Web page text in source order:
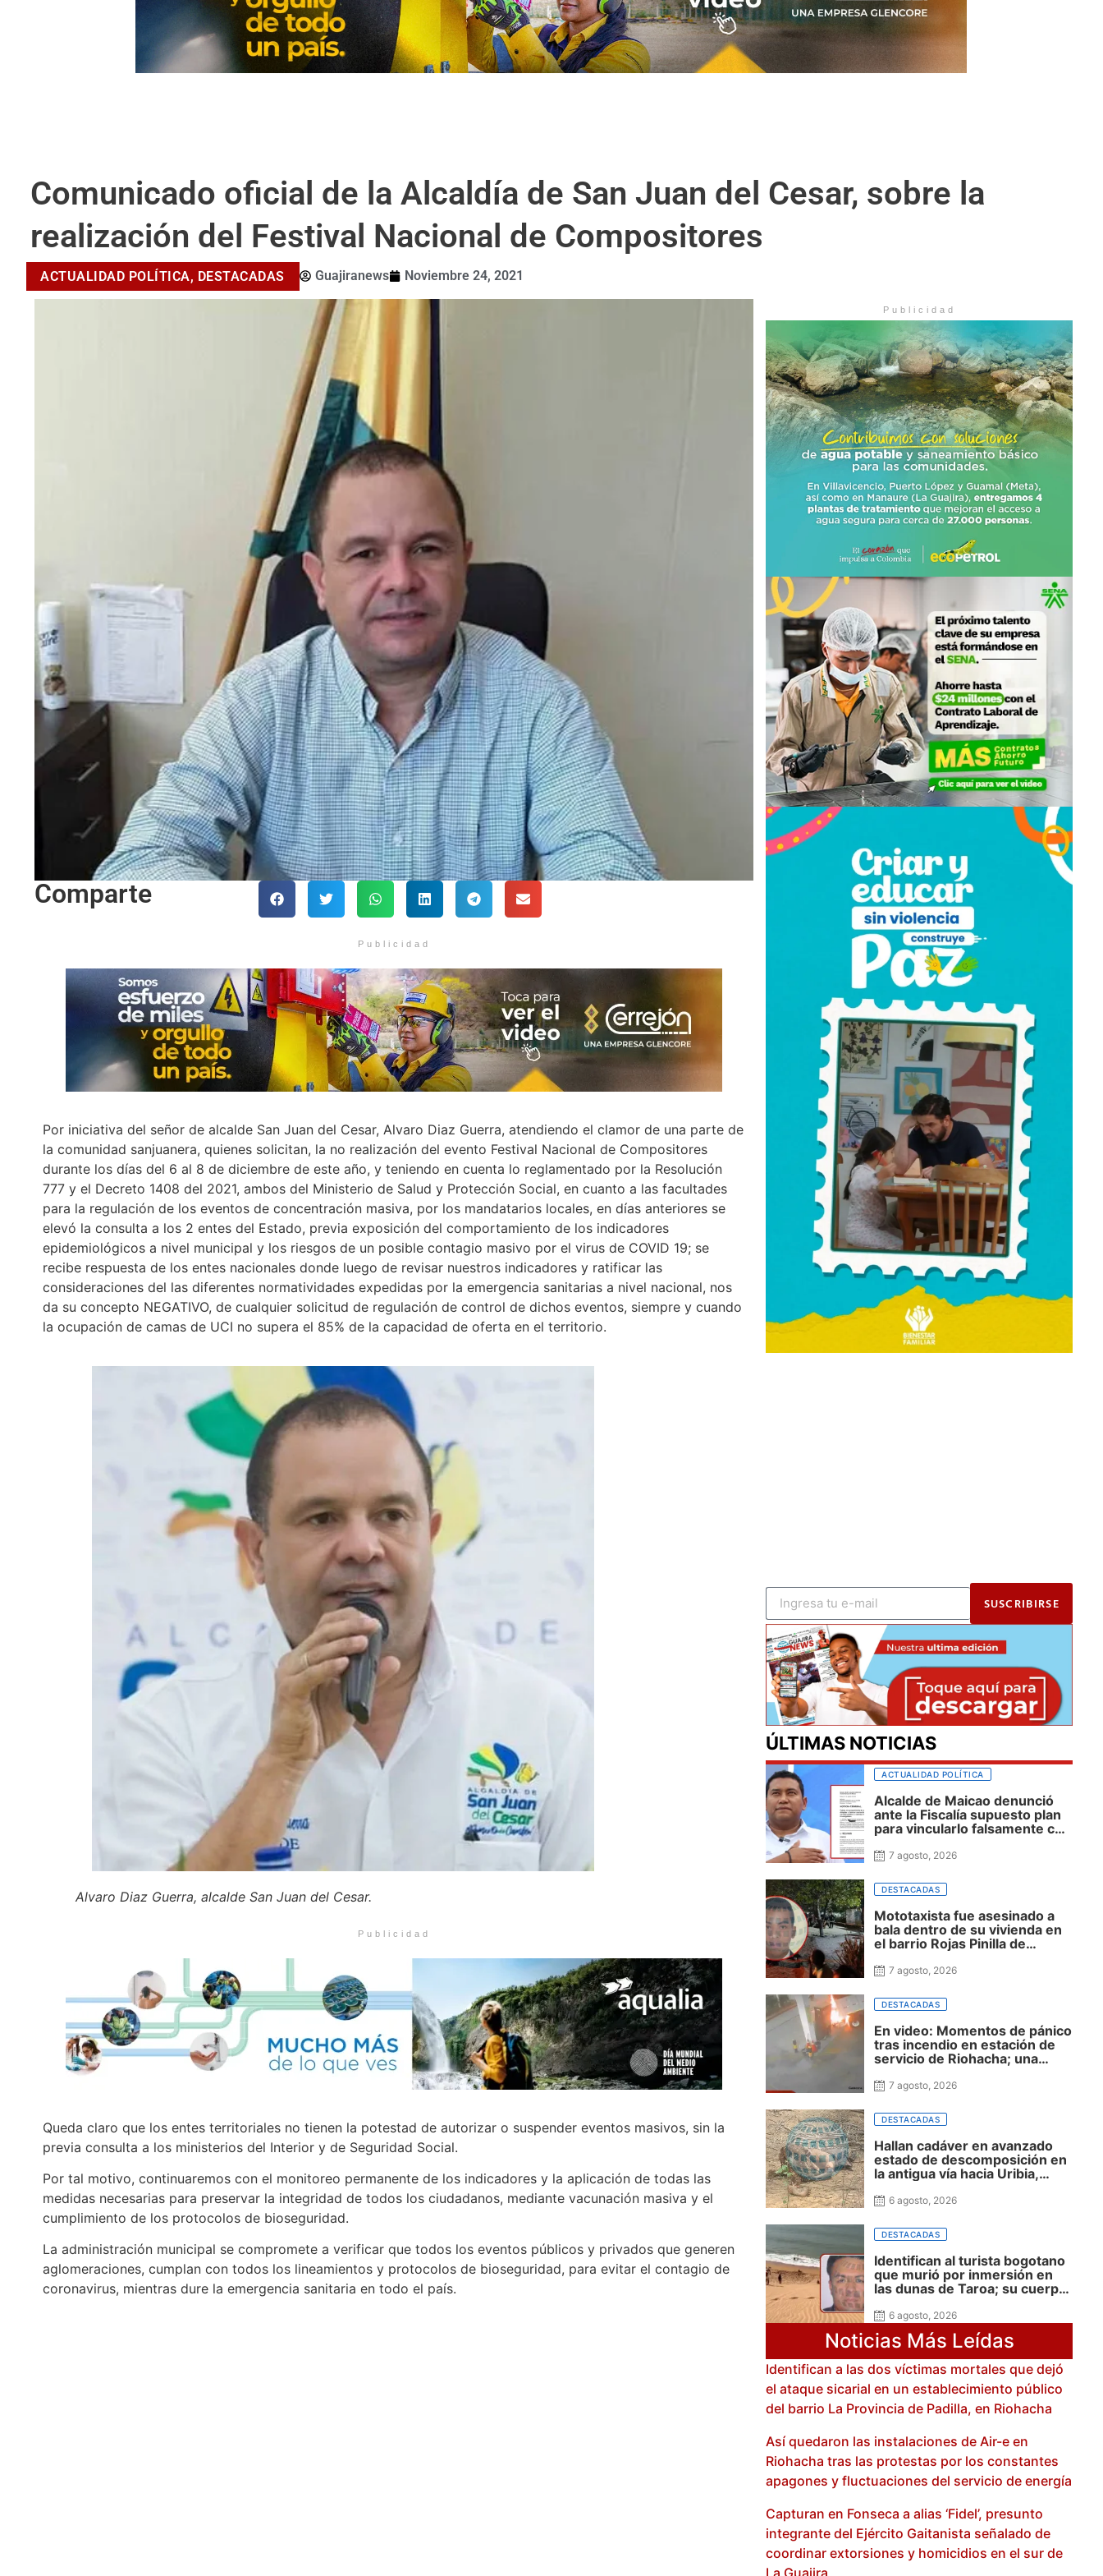
Comunicado oficial de la Alcaldía de San Juan del Cesar, sobre la
realización del Festival Nacional de Compositores
ACTUALIDAD POLÍTICA, DESTACADAS Guajiranews Noviembre 24, 2021
Comparte
Publicidad
Por iniciativa del señor de alcalde San Juan del Cesar, Alvaro Diaz Guerra, atendiendo el clamor de una parte de
la comunidad sanjuanera, quienes solicitan, la no realización del evento Festival Nacional de Compositores
durante los días del 6 al 8 de diciembre de este año, y teniendo en cuenta lo reglamentado por la Resolución
777 y el Decreto 1408 del 2021, ambos del Ministerio de Salud y Protección Social, en cuanto a las facultades
para la regulación de los eventos de concentración masiva, por los mandatarios locales, en días anteriores se
elevó la consulta a los 2 entes del Estado, previa exposición del comportamiento de los indicadores
epidemiológicos a nivel municipal y los riesgos de un posible contagio masivo por el virus de COVID 19; se
recibe respuesta de los entes nacionales donde luego de revisar nuestros indicadores y ratificar las
consideraciones del las diferentes normatividades expedidas por la emergencia sanitarias a nivel nacional, nos
da su concepto NEGATIVO, de cualquier solicitud de regulación de control de dichos eventos, siempre y cuando
la ocupación de camas de UCI no supera el 85% de la capacidad de oferta en el territorio.
Alvaro Diaz Guerra, alcalde San Juan del Cesar.
Publicidad
Queda claro que los entes territoriales no tienen la potestad de autorizar o suspender eventos masivos, sin la
previa consulta a los ministerios del Interior y de Seguridad Social.
Por tal motivo, continuaremos con el monitoreo permanente de los indicadores y la aplicación de todas las
medidas necesarias para preservar la integridad de todos los ciudadanos, mediante vacunación masiva y el
cumplimiento de los protocolos de bioseguridad.
La administración municipal se compromete a verificar que todos los eventos públicos y privados que generen
aglomeraciones, cumplan con todos los lineamientos y protocolos de bioseguridad, para evitar el contagio de
coronavirus, mientras dure la emergencia sanitaria en todo el país.
Publicidad
SUSCRIBIRSE
ÚLTIMAS NOTICIAS
ACTUALIDAD POLÍTICA
Alcalde de Maicao denunció
ante la Fiscalía supuesto plan
para vincularlo falsamente con
7 agosto, 2026
DESTACADAS
Mototaxista fue asesinado a
bala dentro de su vivienda en
el barrio Rojas Pinilla de
7 agosto, 2026
DESTACADAS
En video: Momentos de pánico
tras incendio en estación de
servicio de Riohacha; una
durante una maniobra en
7 agosto, 2026
DESTACADAS
Hallan cadáver en avanzado
estado de descomposición en
la antigua vía hacia Uribia,
6 agosto, 2026
DESTACADAS
Identifican al turista bogotano
que murió por inmersión en
las dunas de Taroa; su cuerpo
espera de ser trasladado
6 agosto, 2026
Noticias Más Leídas
Identifican a las dos víctimas mortales que dejó
el ataque sicarial en un establecimiento público
del barrio La Provincia de Padilla, en Riohacha
Así quedaron las instalaciones de Air-e en
Riohacha tras las protestas por los constantes
apagones y fluctuaciones del servicio de energía
Capturan en Fonseca a alias ‘Fidel’, presunto
integrante del Ejército Gaitanista señalado de
coordinar extorsiones y homicidios en el sur de